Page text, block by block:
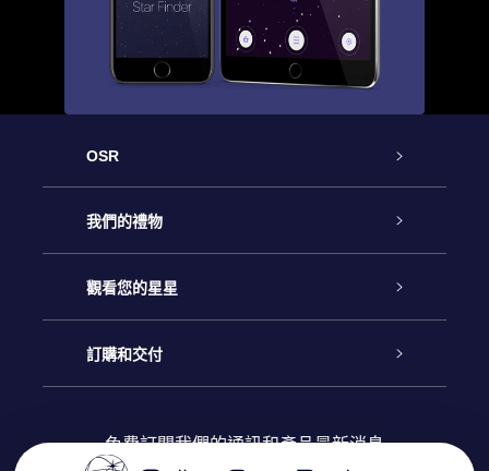
OSR
客戶服務
聯繫我們
博客
我們的禮物
Online Star禮物
OSR禮物包
觀看您的星星
星星注册
訂購和交付
免費訂閱我們的通訊和產品最新消息